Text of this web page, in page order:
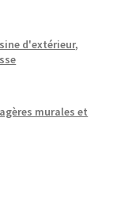
d'extérieur,
murales et